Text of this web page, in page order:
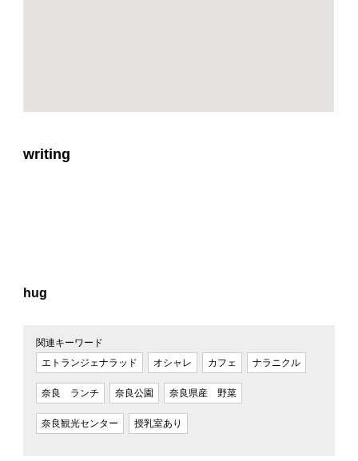
writing
hug
関連キーワード
エトランジェナラッド
オシャレ カフェ ナラニクル
奈良 ランチ 奈良公園 奈良県産 野菜
奈良観光センター 授乳室あり